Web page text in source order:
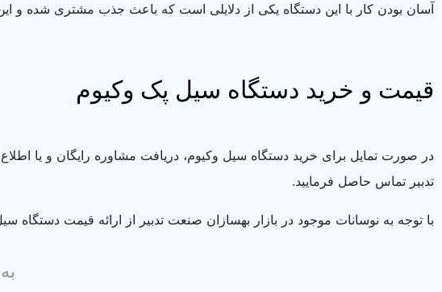
آسان بودن کار با این دستگاه یکی از دلایلی است که باعث جذب مشتری شده و این
قیمت و خرید دستگاه سیل پک وکیوم
در صورت تمایل برای خرید دستگاه سیل وکیوم، دریافت مشاوره رایگان و یا
تدبیر تماس حاصل فرمایید.
با توجه به نوسانات موجود در بازار بهسازان صنعت تدبیر از ارائه قیمت دستگاه